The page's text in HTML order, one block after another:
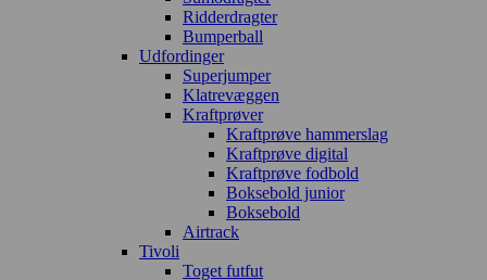
Ridderdragter
Bumperball
Udfordinger
Superjumper
Klatrevæggen
Kraftprøver
Kraftprøve hammerslag
Kraftprøve digital
Kraftprøve fodbold
Boksebold junior
Boksebold
Airtrack
Tivoli
Toget futfut